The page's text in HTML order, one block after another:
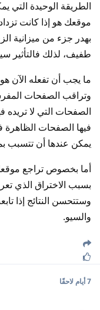
الطريقة الوحيدة التي
موقعك هو إذا كانت
بهدر جزء من ميزانية
طفيف، لذلك فالتأثير
ما يجب أن تفعله الآن
وتراقب الصفحات
الصفحات التي لا
فيها الصفحات الظاهرة
يمكن عندها أن تتسبب
أما بخصوص تراجع
بسبب الاختراق الذي
وستتحسن النتائج إذا
والسيو.
7 أيام لاحقًا